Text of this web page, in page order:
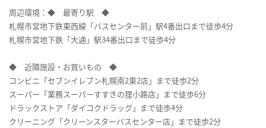
周辺環境：◆ 最寄り駅 ◆
札幌市営地下鉄東西線「バスセンター前」駅4番出口まで徒歩4分
札幌市営地下鉄「大通」駅34番出口まで徒歩4分
◆ 近隣施設・お買いもの ◆
コンビニ「セブンイレブン札幌南2東2店」まで徒歩2分
スーパー「業務スーパーすすきの狸小路店」まで徒歩6分
ドラックストア「ダイコクドラッグ」まで徒歩4分
クリーニング「クリーンスターバスセンター店」まで徒歩2分